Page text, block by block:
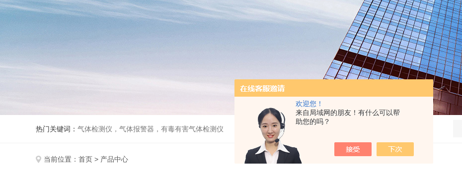
欢迎您！
来自局域网的朋友！有什么可以帮
助您的吗？
热门关键词： 气体检测仪，气体报警器，有毒有害气体检测仪
当前位置： 首页 > 产品中心